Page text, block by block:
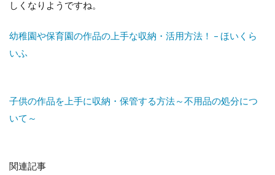
しくなりようですね。
幼稚園や保育園の作品の上手な収納・活用方法！ – ほいくら
いふ
子供の作品を上手に収納・保管する方法～不用品の処分につ
いて～
関連記事